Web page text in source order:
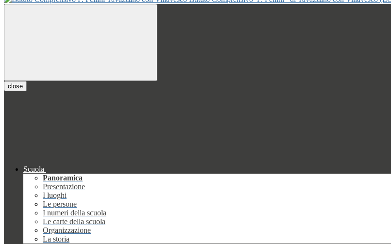
close
Scuola
Panoramica
Presentazione
I luoghi
Le persone
I numeri della scuola
Le carte della scuola
Organizzazione
La storia